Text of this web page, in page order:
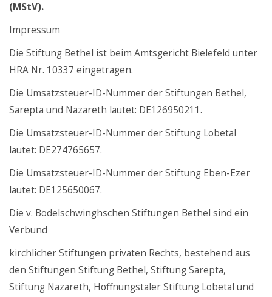
(MStV).
Impressum
Die Stiftung Bethel ist beim Amtsgericht Bielefeld unter
HRA Nr. 10337 eingetragen.
Die Umsatzsteuer-ID-Nummer der Stiftungen Bethel,
Sarepta und Nazareth lautet: DE126950211.
Die Umsatzsteuer-ID-Nummer der Stiftung Lobetal
lautet: DE274765657.
Die Umsatzsteuer-ID-Nummer der Stiftung Eben-Ezer
lautet: DE125650067.
Die v. Bodelschwinghschen Stiftungen Bethel sind ein
Verbund
kirchlicher Stiftungen privaten Rechts, bestehend aus
den Stiftungen Stiftung Bethel, Stiftung Sarepta,
Stiftung Nazareth, Hoffnungstaler Stiftung Lobetal und